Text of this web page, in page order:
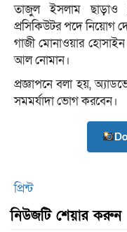
তাজুল ইসলাম ছাড়াও
প্রসিকিউটর পদে নিয়োগ
গাজী মোনাওয়ার
আল নোমান।
প্রজ্ঞাপনে বলা হয়,
সমমর্যাদা ভোগ করবেন।
প্রিন্ট
নিউজটি শেয়ার করুন